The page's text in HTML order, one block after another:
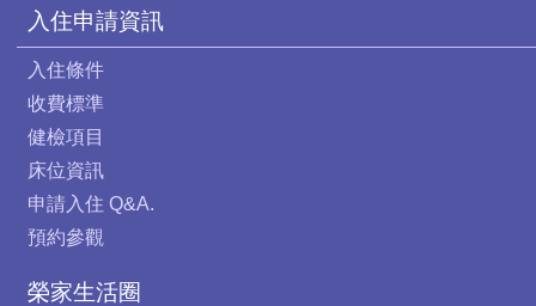
入住申請資訊
入住條件
收費標準
健檢項目
床位資訊
申請入住 Q&A.
預約參觀
榮家生活圈